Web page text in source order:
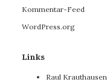
Kommentar-Feed
WordPress.org
Links
Raul Krauthausen